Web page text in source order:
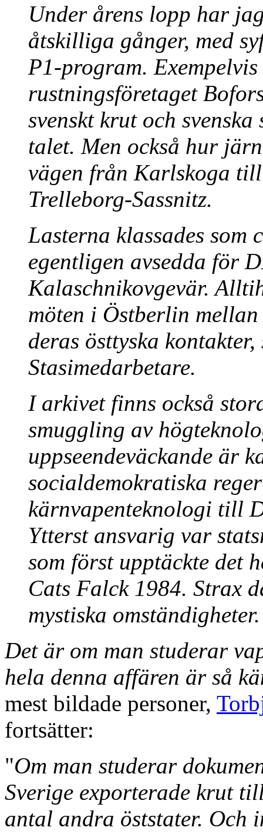
Under årens lopp har
åtskilliga gånger, med
P1-program.
rustningsföretaget
svenskt krut och
talet. Men också hur
vägen från Karlskoga
Trelleborg-Sassnitz.
Lasterna klassades
egentligen avsedda för
Kalaschnikovgevär.
möten i Östberlin
deras östtyska
Stasimedarbetare.
I arkivet finns också
smuggling av
uppseendeväckande är
socialdemokratiska
kärnvapenteknologi till
Ytterst ansvarig var
som först upptäckte det
Cats Falck 1984. Strax
mystiska omständigheter.
Det är om man studerar
hela denna affären är så
mest bildade personer,
fortsätter:
"Om man studerar
Sverige exporterade krut
antal andra öststater. Och